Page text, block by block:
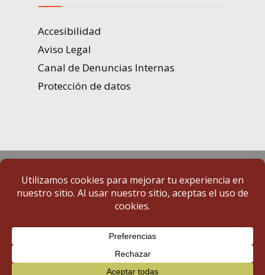
Accesibilidad
Aviso Legal
Canal de Denuncias Internas
Protección de datos
Portal de Transparencia | Diputación de Badajoz
© 2025 Portal de Transparencia. Todos los derechos reservados.